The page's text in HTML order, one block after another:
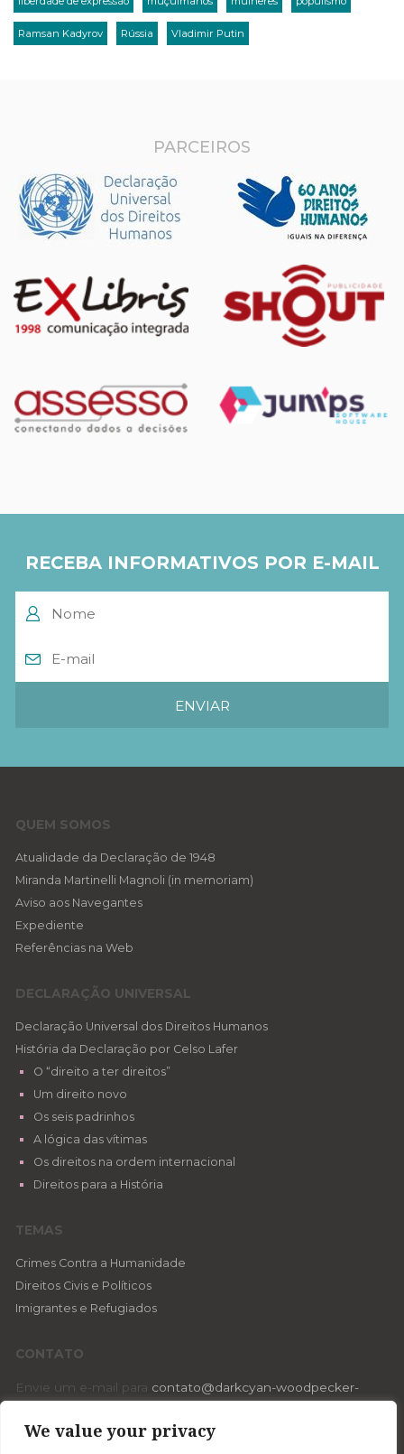
We value your privacy
Ramsan Kadyrov Rússia Vladimir Putin
PARCEIROS
RECEBA INFORMATIVOS POR E-MAIL
QUEM SOMOS
Atualidade da Declaração de 1948
Miranda Martinelli Magnoli (in memoriam)
Aviso aos Navegantes
Expediente
Referências na Web
DECLARAÇÃO UNIVERSAL
Declaração Universal dos Direitos Humanos
História da Declaração por Celso Lafer
O “direito a ter direitos”
Um direito novo
Os seis padrinhos
A lógica das vítimas
Os direitos na ordem internacional
Direitos para a História
TEMAS
Crimes Contra a Humanidade
Direitos Civis e Políticos
Imigrantes e Refugiados
CONTATO
Envie um e-mail para contato@darkcyan-woodpecker-
contato.